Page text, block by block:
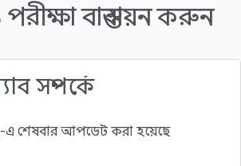
আছে
করা
বাস্তবায়ন করুন
সম্পর্কে
এ শেষবার আপডেট করা হয়েছে